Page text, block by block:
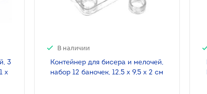
3
х
В наличии
Контейнер для бисера и мелочей,
набор 12 баночек, 12,5 х 9,5 х 2 см